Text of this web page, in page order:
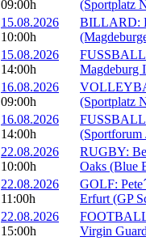
09:00h
(Sportplatz
15.08.2026
10:00h
BILLARD:
15.08.2026
14:00h
Magdeburg
16.08.2026
09:00h
(Sportplatz
16.08.2026
14:00h
(Sportforum
22.08.2026
10:00h
RUGBY:
Oaks (Blue
22.08.2026
11:00h
GOLF:
Erfurt (GP
22.08.2026
15:00h
Virgin